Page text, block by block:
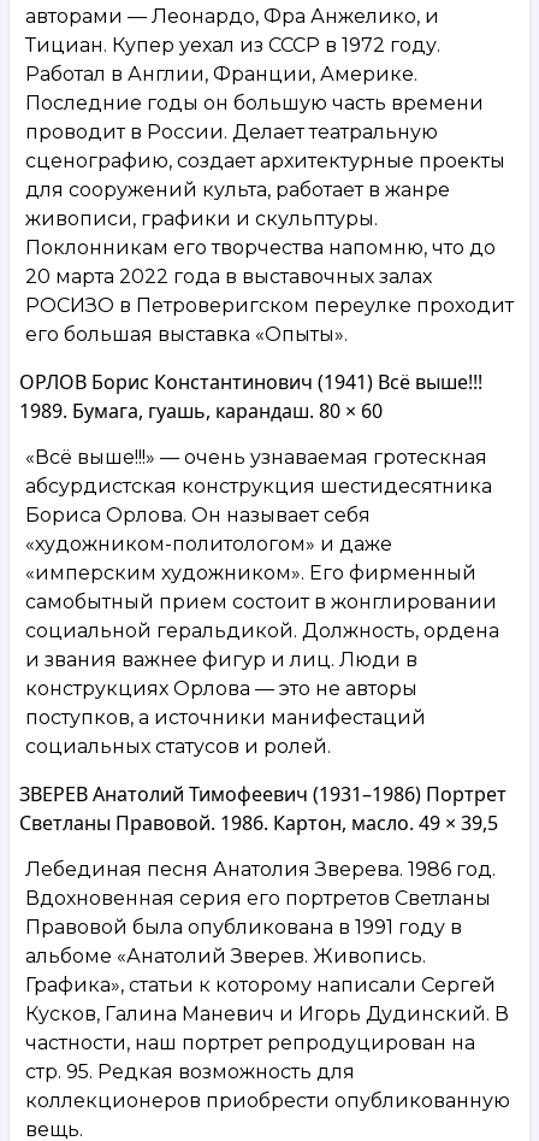
авторами — Леонардо, Фра Анжелико, и
Тициан. Купер уехал из СССР в 1972 году.
Работал в Англии, Франции, Америке.
Последние годы он большую часть времени
проводит в России. Делает театральную
сценографию, создает архитектурные проекты
для сооружений культа, работает в жанре
живописи, графики и скульптуры.
Поклонникам его творчества напомню, что до
20 марта 2022 года в выставочных залах
РОСИЗО в Петроверигском переулке проходит
его большая выставка «Опыты».
ОРЛОВ Борис Константинович (1941) Всё выше!!!
1989. Бумага, гуашь, карандаш. 80 × 60
«Всё выше!!!» — очень узнаваемая гротескная
абсурдистская конструкция шестидесятника
Бориса Орлова. Он называет себя
«художником-политологом» и даже
«имперским художником». Его фирменный
самобытный прием состоит в жонглировании
социальной геральдикой. Должность, ордена
и звания важнее фигур и лиц. Люди в
конструкциях Орлова — это не авторы
поступков, а источники манифестаций
социальных статусов и ролей.
ЗВЕРЕВ Анатолий Тимофеевич (1931–1986) Портрет
Светланы Правовой. 1986. Картон, масло. 49 × 39,5
Лебединая песня Анатолия Зверева. 1986 год.
Вдохновенная серия его портретов Светланы
Правовой была опубликована в 1991 году в
альбоме «Анатолий Зверев. Живопись.
Графика», статьи к которому написали Сергей
Кусков, Галина Маневич и Игорь Дудинский. В
частности, наш портрет репродуцирован на
стр. 95. Редкая возможность для
коллекционеров приобрести опубликованную
вещь.